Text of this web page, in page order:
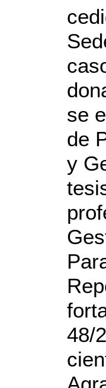
se
de
y
48/